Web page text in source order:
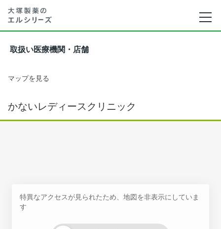
取扱い医療機関・店舗
マップを見る
かないレディースクリニック
特異なアクセスが見られたため、地図を非表示にしていま
す